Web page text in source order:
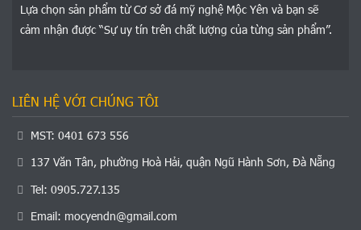
Lựa chọn sản phẩm từ Cơ sở đá mỹ nghệ Mộc Yên và bạn sẽ
cảm nhận được “Sự uy tín trên chất lượng của từng sản phẩm”.
LIÊN HỆ VỚI CHÚNG TÔI
MST: 0401 673 556
137 Văn Tân, phường Hoà Hải, quận Ngũ Hành Sơn, Đà Nẵng
Tel: 0905.727.135
Email: mocyendn@gmail.com